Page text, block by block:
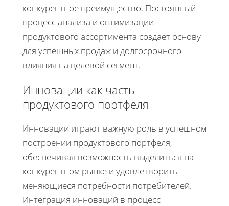
конкурентное преимущество. Постоянный
процесс анализа и оптимизации
продуктового ассортимента создает основу
для успешных продаж и долгосрочного
влияния на целевой сегмент.
Инновации как часть
продуктового портфеля
Инновации играют важную роль в успешном
построении продуктового портфеля,
обеспечивая возможность выделиться на
конкурентном рынке и удовлетворить
меняющиеся потребности потребителей.
Интеграция инноваций в процесс